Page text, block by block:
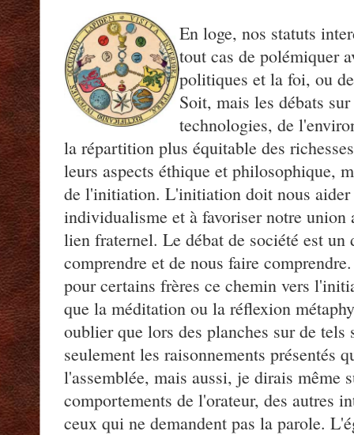
En loge, nos statuts
tout cas de polémiquer
politiques et la foi, ou
Soit, mais les débats
technologies, de
la répartition plus équitable des
leurs aspects éthique et philosophique,
de l'initiation. L'initiation doit nous aider
individualisme et à favoriser notre union
lien fraternel. Le débat de société est un
comprendre et de nous faire
pour certains frères ce chemin vers
que la méditation ou la réflexion
oublier que lors des planches sur de tels
seulement les raisonnements présentés
l'assemblée, mais aussi, je dirais même
comportements de l'orateur, des autres
ceux qui ne demandent pas la parole.